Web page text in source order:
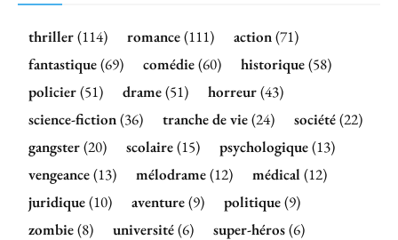
thriller(114) romance(111) action(71)
fantastique(69) comédie(60) historique(58)
policier(51) drame(51) horreur(43)
science-fiction(36) tranche de vie(24) société(22)
gangster(20) scolaire(15) psychologique(13)
vengeance(13) mélodrame(12) médical(12)
juridique(10) aventure(9) politique(9)
zombie(8) université(6) super-héros(6)